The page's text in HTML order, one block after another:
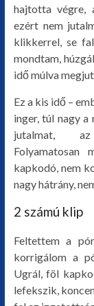
hajtotta végre,
ezért nem
klikkerrel, se
mondtam,
idő múlva
Ez a kis idő –
inger, túl nagy
jutalmat, az
Folyamatosan
kapkodó, nem
nagy hátrány,
2 számú klip
Feltettem a
korrigálom a
Ugrál, föl
lefekszik,